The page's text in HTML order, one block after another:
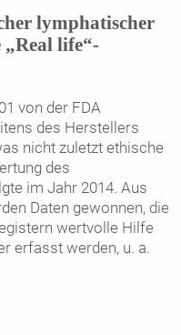
lymphatischer
life“-
von der FDA
des Herstellers
nicht zuletzt ethische
des
im Jahr 2014. Aus
Daten gewonnen, die
wertvolle Hilfe
erfasst werden, u. a.